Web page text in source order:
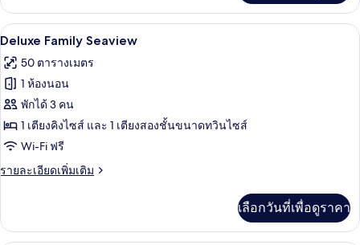
เกี่ยว
กับ
Deluxe
เปิด
ภาพถ่าย
ทั้งหมด
ของ
Deluxe
Family
Seaview
ตู้นิรภัยในห้องพัก, โต๊ะทำงาน, Wi-Fi ฟรี
4
Deluxe Family Seaview
50 ตารางเมตร
1 ห้องนอน
พักได้ 3 คน
1 เตียงคิงไซส์ และ 1 เตียงสองชั้นขนาดทวินไซส์
Wi-Fi ฟรี
รายละเอียดเพิ่มเติม
ราย
เกี่ยว
กับ
เลือกวันที่เพื่อดูราคา